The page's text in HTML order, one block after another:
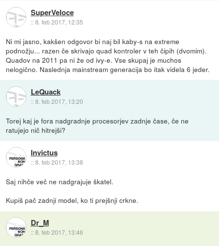
SuperVeloce
::8. feb 2017, 12:35
Ni mi jasno, kakšen odgovor bi naj bil kaby-s na extreme
podnožju... razen če skrivajo quad kontroler v teh čipih (dvomim).
Quadov na 2011 pa ni že od ivy-e. Vse skupaj je muchos
nelogično. Naslednja mainstream generacija bo itak videla 6 jeder.
LeQuack
::8. feb 2017, 13:20
Torej kaj je fora nadgradnje procesorjev zadnje čase, če ne
ratujejo nič hitrejši?
Invictus
::8. feb 2017, 13:38
Saj nihče več ne nadgrajuje škatel.
Kupiš pač zadnji model, ko ti prejšnji crkne.
Dr_M
::8. feb 2017, 13:46